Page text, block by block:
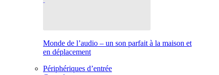
Monde de l’audio – un son parfait à la maison et
en déplacement
Périphériques d’entrée